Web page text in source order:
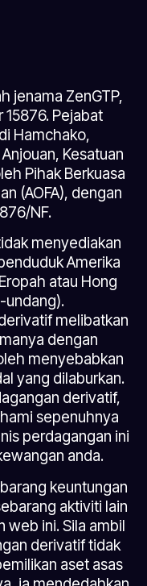
jenama ZenGTP,
Pejabat
Hamchako,
Kesatuan
Pihak Berkuasa
(AOFA), dengan
NF.
menyediakan
Amerika
atau Hong
undang).
melibatkan
dengan
menyebabkan
yang dilaburkan.
derivatif,
sepenuhnya
perdagangan ini
anda.
keuntungan
aktiviti lain
web ini. Sila ambil
derivatif tidak
aset asas